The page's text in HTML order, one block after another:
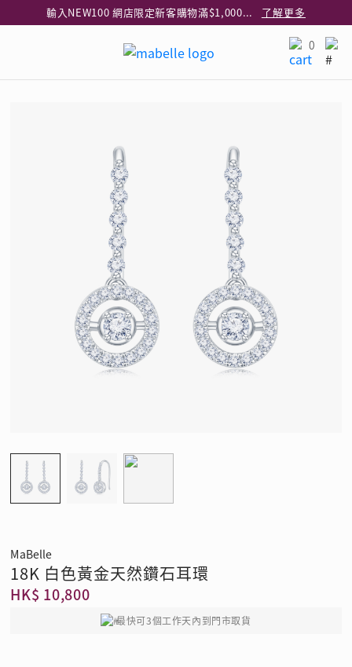
輸入NEW100 網店限定新客購物滿$1,000減$100
了解更多
指定純銀動物耳環2件享7折
0
MaBelle
18K 白色黃金天然鑽石耳環
HK$ 10,800
最快可3個工作天內到門市取貨